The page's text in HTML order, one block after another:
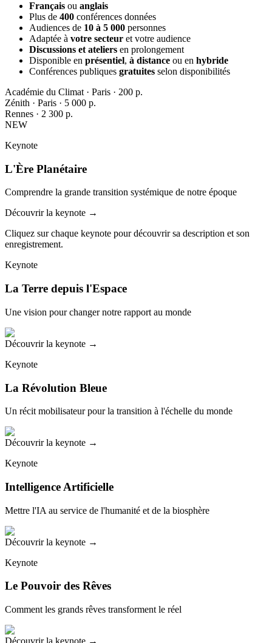
Français ou anglais
Plus de 400 conférences données
Audiences de 10 à 5 000 personnes
Adaptée à votre secteur et votre audience
Discussions et ateliers en prolongement
Disponible en présentiel, à distance ou en hybride
Conférences publiques gratuites selon disponibilités
Académie du Climat · Paris · 200 p.
Zénith · Paris · 5 000 p.
Rennes · 2 300 p.
NEW
Keynote
L'Ère Planétaire
Comprendre la grande transition systémique de notre époque
Découvrir la keynote →
Cliquez sur chaque keynote pour découvrir sa description et son
enregistrement.
Keynote
La Terre depuis l'Espace
Une vision pour changer notre rapport au monde
Découvrir la keynote →
Keynote
La Révolution Bleue
Un récit mobilisateur pour la transition à l'échelle du monde
Découvrir la keynote →
Keynote
Intelligence Artificielle
Mettre l'IA au service de l'humanité et de la biosphère
Découvrir la keynote →
Keynote
Le Pouvoir des Rêves
Comment les grands rêves transforment le réel